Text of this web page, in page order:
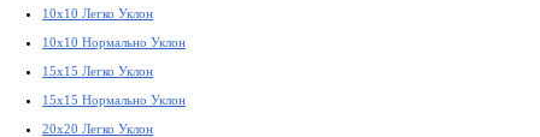
10x10 Легко Уклон
10x10 Нормально Уклон
15x15 Легко Уклон
15x15 Нормально Уклон
20x20 Легко Уклон